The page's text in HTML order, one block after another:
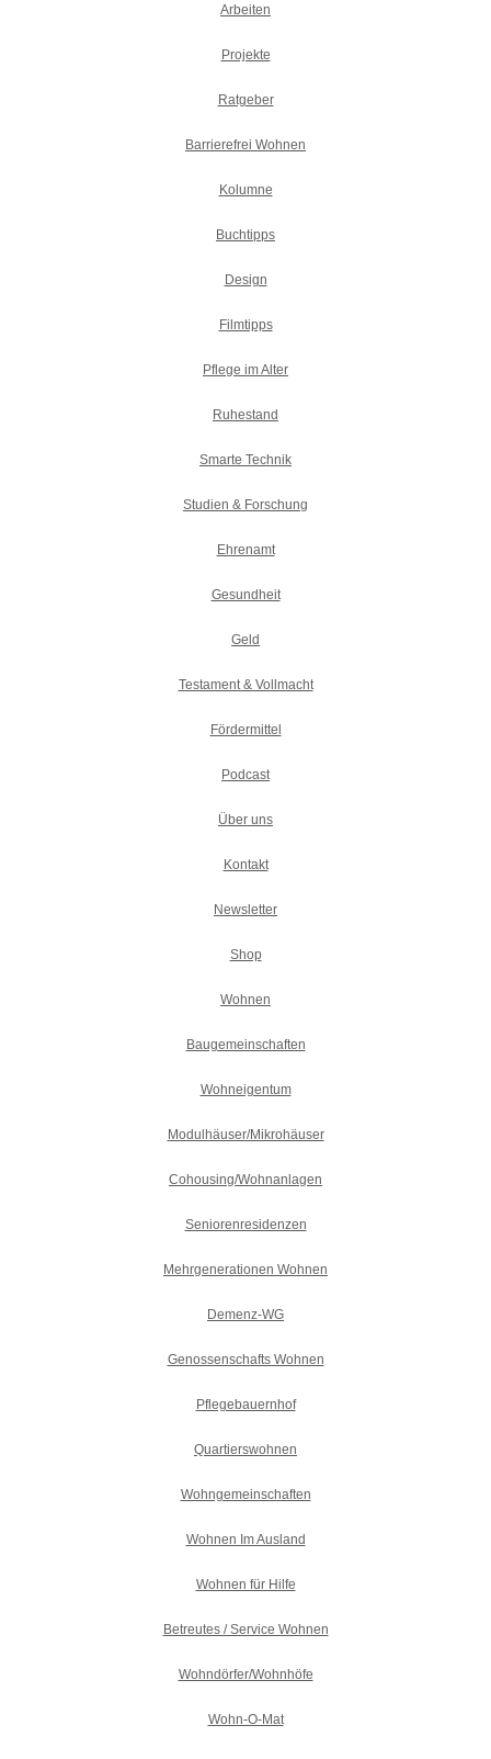
Arbeiten
Projekte
Ratgeber
Barrierefrei Wohnen
Kolumne
Buchtipps
Design
Filmtipps
Pflege im Alter
Ruhestand
Smarte Technik
Studien & Forschung
Ehrenamt
Gesundheit
Geld
Testament & Vollmacht
Fördermittel
Podcast
Über uns
Kontakt
Newsletter
Shop
Wohnen
Baugemeinschaften
Wohneigentum
Modulhäuser/Mikrohäuser
Cohousing/Wohnanlagen
Seniorenresidenzen
Mehrgenerationen Wohnen
Demenz-WG
Genossenschafts Wohnen
Pflegebauernhof
Quartierswohnen
Wohngemeinschaften
Wohnen Im Ausland
Wohnen für Hilfe
Betreutes / Service Wohnen
Wohndörfer/Wohnhöfe
Wohn-O-Mat